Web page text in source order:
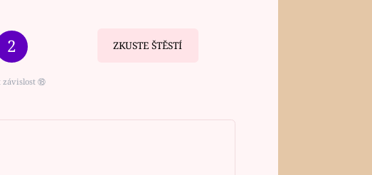
2 ZKUSTE ŠTĚSTÍ
závislost ⑱